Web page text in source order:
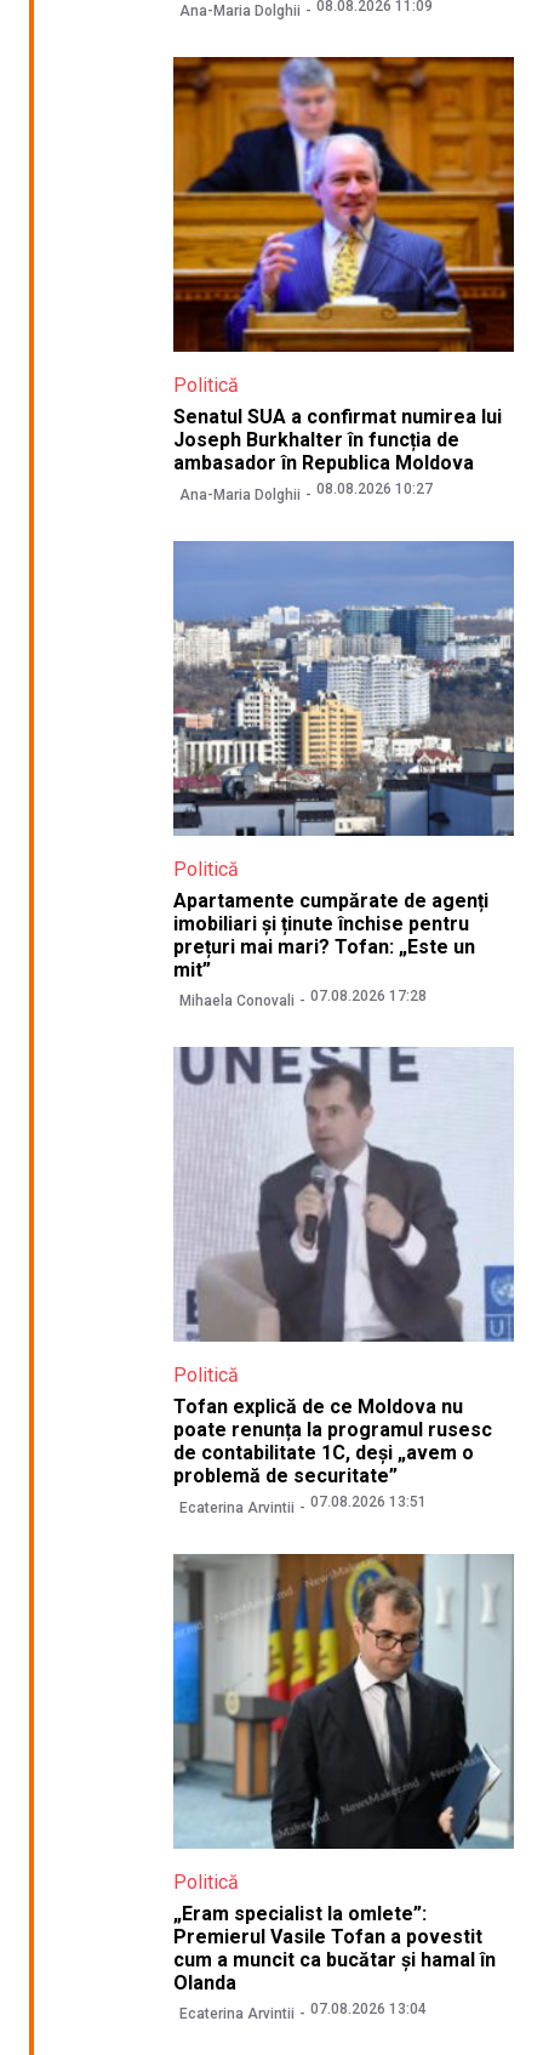
Ana-Maria Dolghii 08.08.2026 11:09
Politică
Senatul SUA a confirmat numirea lui
Joseph Burkhalter în funcția de
ambasador în Republica Moldova
Ana-Maria Dolghii 08.08.2026 10:27
Politică
Apartamente cumpărate de agenți
imobiliari și ținute închise pentru
prețuri mai mari? Tofan: „Este un
mit”
Mihaela Conovali 07.08.2026 17:28
Politică
Tofan explică de ce Moldova nu
poate renunța la programul rusesc
de contabilitate 1C, deși „avem o
problemă de securitate”
Ecaterina Arvintii 07.08.2026 13:51
Politică
„Eram specialist la omlete”:
Premierul Vasile Tofan a povestit
cum a muncit ca bucătar și hamal în
Olanda
Ecaterina Arvintii 07.08.2026 13:04